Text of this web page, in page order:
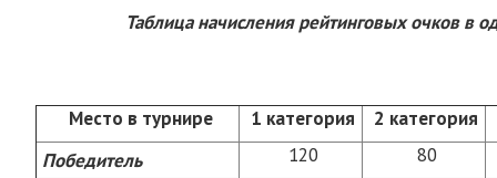
Таблица начисления рейтинговых очков в
Место в турнире 1 категория 2 категория
Победитель
120
80